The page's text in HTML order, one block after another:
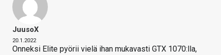
JuusoX
20.1.2022
Onneksi Elite pyörii vielä ihan mukavasti GTX 1070:lla,